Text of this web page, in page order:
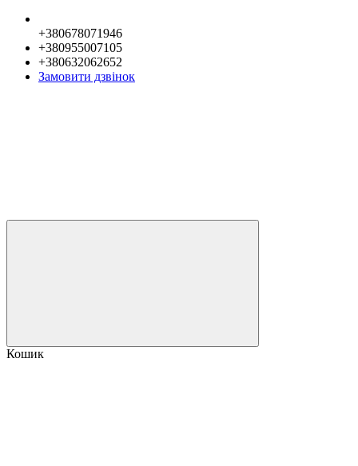
+380678071946
+380955007105
+380632062652
Замовити дзвінок
Кошик